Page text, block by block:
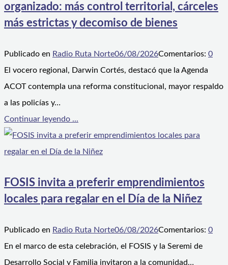
organizado: más control territorial, cárceles
más estrictas y decomiso de bienes
Publicado en Radio Ruta Norte06/08/2026Comentarios: 0
El vocero regional, Darwin Cortés, destacó que la Agenda
ACOT contempla una reforma constitucional, mayor respaldo
a las policías y…
Continuar leyendo ...
FOSIS invita a preferir emprendimientos
locales para regalar en el Día de la Niñez
Publicado en Radio Ruta Norte06/08/2026Comentarios: 0
En el marco de esta celebración, el FOSIS y la Seremi de
Desarrollo Social y Familia invitaron a la comunidad…